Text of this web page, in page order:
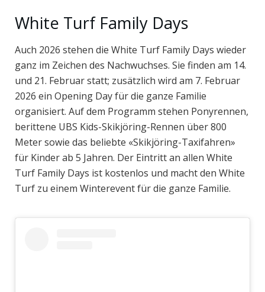
White Turf Family Days
Auch 2026 stehen die White Turf Family Days wieder
ganz im Zeichen des Nachwuchses. Sie finden am 14.
und 21. Februar statt; zusätzlich wird am 7. Februar
2026 ein Opening Day für die ganze Familie
organisiert. Auf dem Programm stehen Ponyrennen,
berittene UBS Kids-Skikjöring-Rennen über 800
Meter sowie das beliebte «Skikjöring-Taxifahren»
für Kinder ab 5 Jahren. Der Eintritt an allen White
Turf Family Days ist kostenlos und macht den White
Turf zu einem Winterevent für die ganze Familie.